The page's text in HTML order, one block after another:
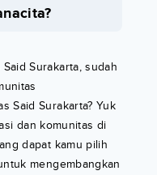
Surakarta, sudah
Said Surakarta? Yuk
dan komunitas di
dapat kamu pilih
mengembangkan